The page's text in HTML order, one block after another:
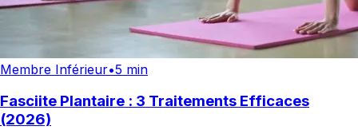
Membre Inférieur•5 min
Fasciite Plantaire : 3 Traitements Efficaces
(2026)